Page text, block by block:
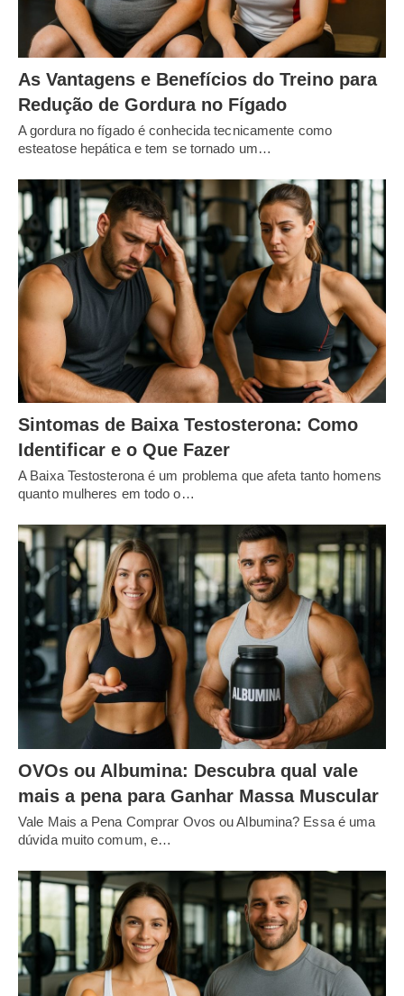
As Vantagens e Benefícios do Treino para
Redução de Gordura no Fígado
A gordura no fígado é conhecida tecnicamente como
esteatose hepática e tem se tornado um…
Sintomas de Baixa Testosterona: Como
Identificar e o Que Fazer
A Baixa Testosterona é um problema que afeta tanto homens
quanto mulheres em todo o…
OVOs ou Albumina: Descubra qual vale
mais a pena para Ganhar Massa Muscular
Vale Mais a Pena Comprar Ovos ou Albumina? Essa é uma
dúvida muito comum, e…